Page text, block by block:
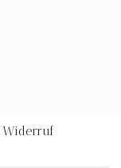
Widerruf